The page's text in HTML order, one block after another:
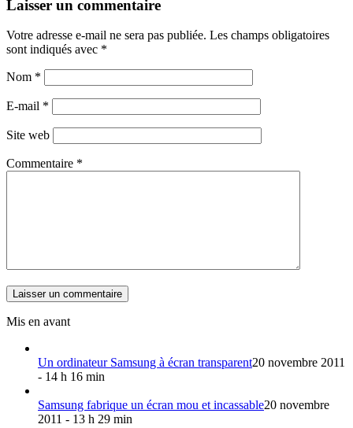
Laisser un commentaire
Votre adresse e-mail ne sera pas publiée. Les champs obligatoires
sont indiqués avec *
Nom *
E-mail *
Site web
Commentaire *
Mis en avant
Un ordinateur Samsung à écran transparent20 novembre 2011
- 14 h 16 min
Samsung fabrique un écran mou et incassable20 novembre
2011 - 13 h 29 min